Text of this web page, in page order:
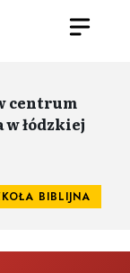
centrum
łódzkiej
BIBLIJNA